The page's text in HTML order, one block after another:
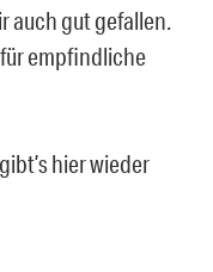
auch gut gefallen.
empfindliche
hier wieder